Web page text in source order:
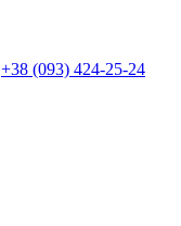
+38 (093) 424-25-24